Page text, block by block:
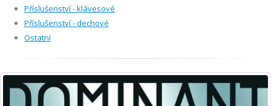
Příslušenství - klávesové
Příslušenství - dechové
Ostatní